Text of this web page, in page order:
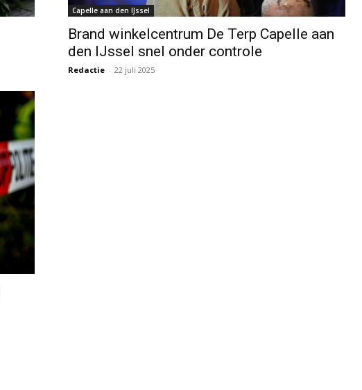
Capelle aan den IJssel
Brand winkelcentrum De Terp Capelle aan
den IJssel snel onder controle
Redactie - 22 juli 2025